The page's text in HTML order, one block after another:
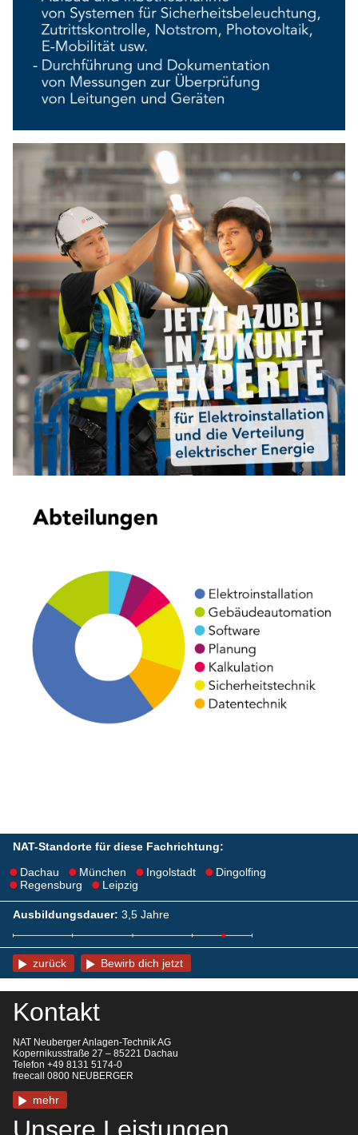
NAT-Standorte für diese Fachrichtung:
Dachau
München Ingolstadt
Dingolfing
Regensburg
Leipzig
Ausbildungsdauer: 3,5 Jahre
zurück Bewirb dich jetzt
Kontakt
NAT Neuberger Anlagen-Technik AG
Kopernikusstraße 27 – 85221 Dachau
Telefon +49 8131 5174-0
freecall 0800 NEUBERGER
mehr